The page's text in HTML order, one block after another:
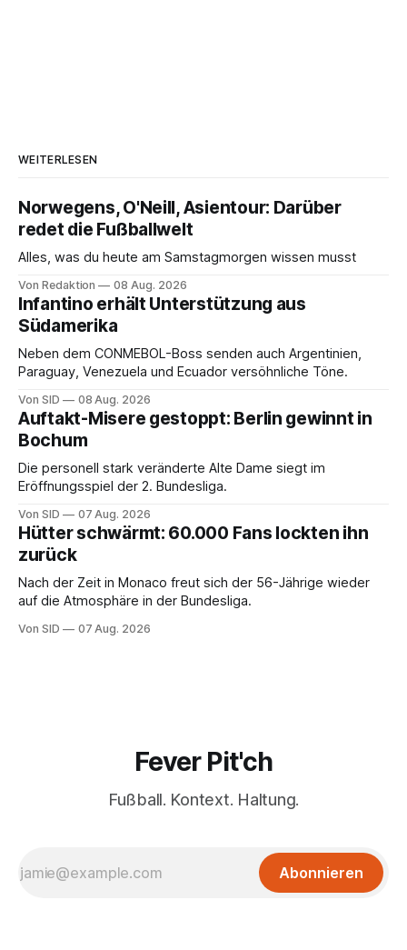
WEITERLESEN
Norwegens, O'Neill, Asientour: Darüber
redet die Fußballwelt
Alles, was du heute am Samstagmorgen wissen musst
Von Redaktion 08 Aug. 2026
Infantino erhält Unterstützung aus
Südamerika
Neben dem CONMEBOL-Boss senden auch Argentinien,
Paraguay, Venezuela und Ecuador versöhnliche Töne.
Von SID 08 Aug. 2026
Auftakt-Misere gestoppt: Berlin gewinnt in
Bochum
Die personell stark veränderte Alte Dame siegt im
Eröffnungsspiel der 2. Bundesliga.
Von SID 07 Aug. 2026
Hütter schwärmt: 60.000 Fans lockten ihn
zurück
Nach der Zeit in Monaco freut sich der 56-Jährige wieder
auf die Atmosphäre in der Bundesliga.
Von SID 07 Aug. 2026
Fever Pit'ch
Fußball. Kontext. Haltung.
Abonnieren